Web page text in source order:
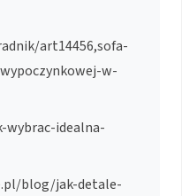
art14456,sofa-
w-
idealna-
blog/jak-detale-